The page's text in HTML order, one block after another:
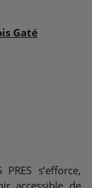
Gaté
PRES s’efforce,